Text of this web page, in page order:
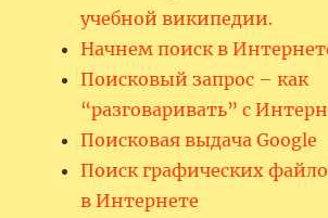
учебной википедии.
Начнем поиск в
Поисковый запрос – как
“разговаривать” с
Поисковая выдача Google
Поиск графических
в Интернете